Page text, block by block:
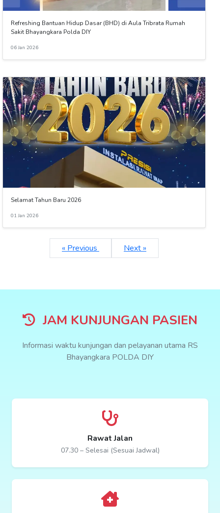
Refreshing Bantuan Hidup Dasar (BHD) di Aula Tribrata Rumah
Sakit Bhayangkara Polda DIY
06 Jan 2026
Selamat Tahun Baru 2026
01 Jan 2026
« Previous Next »
JAM KUNJUNGAN PASIEN
Informasi waktu kunjungan dan pelayanan utama RS
Bhayangkara POLDA DIY
Rawat Jalan
07.30 – Selesai (Sesuai Jadwal)